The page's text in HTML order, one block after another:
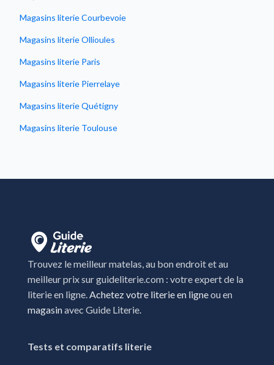
Magasins literie Courbevoie
Magasins literie Ollioules
Magasins literie Paris
Magasins literie Pierrelaye
Magasins literie Quétigny
Magasins literie Toulouse
Trouvez le meilleur matelas, au bon endroit et au
meilleur prix sur guideliterie.com : votre expert de la
literie en ligne. Achetez votre literie en ligneou en
magasinavec Guide Literie.
Tests et comparatifs literie